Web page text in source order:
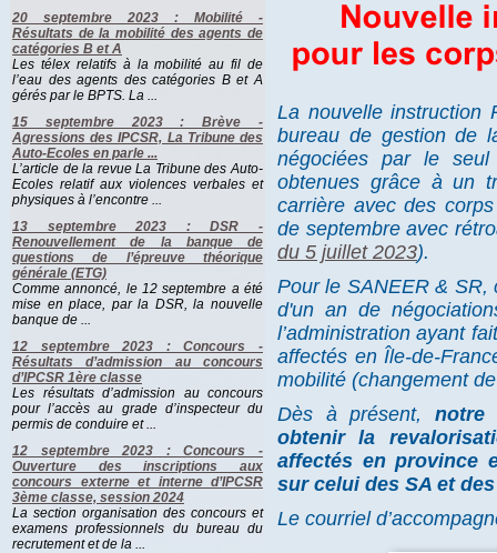
20 septembre 2023 : Mobilité -
Résultats de la mobilité des agents de
catégories B et A
Les télex relatifs à la mobilité au fil de
l’eau des agents des catégories B et A
gérés par le BPTS. La ...
15 septembre 2023 : Brève -
Agressions des IPCSR, La Tribune des
Auto-Ecoles en parle ...
L’article de la revue La Tribune des Auto-
Ecoles relatif aux violences verbales et
physiques à l’encontre ...
13 septembre 2023 : DSR -
Renouvellement de la banque de
questions de l’épreuve théorique
générale (ETG)
Comme annoncé, le 12 septembre a été
mise en place, par la DSR, la nouvelle
banque de ...
12 septembre 2023 : Concours -
Résultats d’admission au concours
d’IPCSR 1ère classe
Les résultats d’admission au concours
pour l’accès au grade d’inspecteur du
permis de conduire et ...
12 septembre 2023 : Concours -
Ouverture des inscriptions aux
concours externe et interne d’IPCSR
3ème classe, session 2024
La section organisation des concours et
examens professionnels du bureau du
recrutement et de la ...
La nouvelle instruction
bureau de gestion de
négociées par le
obtenues grâce à un
carrière avec des
de septembre avec
du 5 juillet 2023).
Pour le SANEER & SR,
d'un an de
l’administration ayant
affectés en Île-de-
mobilité (changement
Dès à présent, notre
obtenir la
affectés en province
sur celui des SA et
Le courriel